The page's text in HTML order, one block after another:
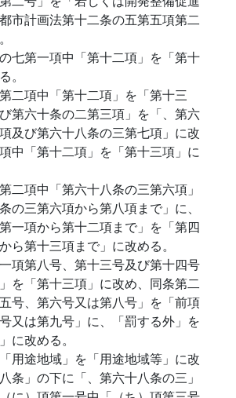
市計画法第十二条の五第五項第二
七第一項中「第十二項」を「第十
。
二項中「第十二項」を「第十三
第六十条の二第三項」を「、第六
及び第六十八条の三第七項」に改
中「第十二項」を「第十三項」に
二項中「第六十八条の三第六項」
の三第六項から第八項まで」に、
一項から第十二項まで」を「第四
ら第十三項まで」に改める。
項第八号、第十三号及び第十四号
を「第十三項」に改め、同条第二
号、第六号又は第八号」を「前項
又は第九号」に、「罰する外」を
に改める。
用途地域」を「用途地域等」に改
条」の下に「、第六十八条の三」